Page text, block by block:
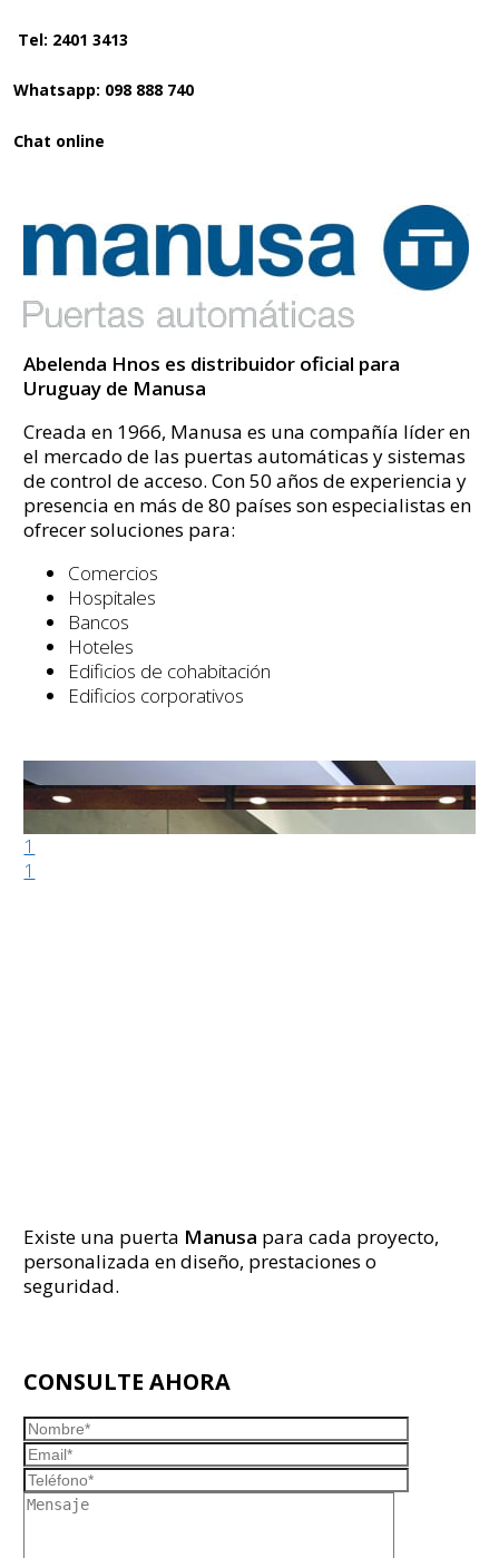
Tel: 2401 3413
Whatsapp: 098 888 740
Chat online
Abelenda Hnos es distribuidor oficial para
Uruguay de Manusa
Creada en 1966, Manusa es una compañía líder en
el mercado de las puertas automáticas y sistemas
de control de acceso. Con 50 años de experiencia y
presencia en más de 80 países son especialistas en
ofrecer soluciones para:
Comercios
Hospitales
Bancos
Hoteles
Edificios de cohabitación
Edificios corporativos
1
1
Existe una puerta Manusa para cada proyecto,
personalizada en diseño, prestaciones o
seguridad.
CONSULTE AHORA